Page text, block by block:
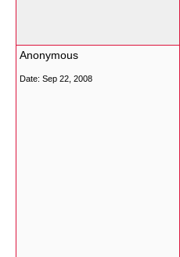
Anonymous
Date: Sep 22, 2008